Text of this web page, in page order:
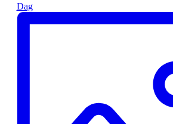
Dag